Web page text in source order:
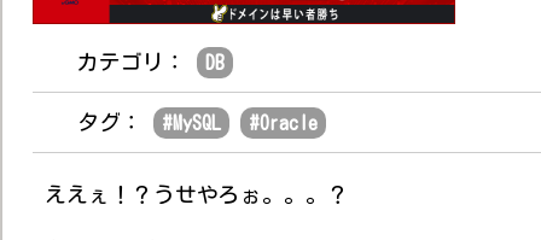
カテゴリ： DB
タグ： #MySQL #Oracle
ええぇ！？うせやろぉ。。。？